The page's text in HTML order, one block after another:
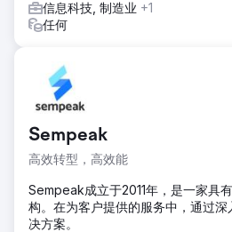
信息科技, 制造业 +1
任何
Sempeak
高效转型，高效能
Sempeak成立于2011年，是一家具
构。在为客户提供的服务中，通过
决方案。